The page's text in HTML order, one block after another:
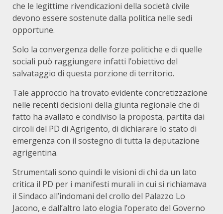
che le legittime rivendicazioni della società civile
devono essere sostenute dalla politica nelle sedi
opportune.
Solo la convergenza delle forze politiche e di quelle
sociali può raggiungere infatti l’obiettivo del
salvataggio di questa porzione di territorio.
Tale approccio ha trovato evidente concretizzazione
nelle recenti decisioni della giunta regionale che di
fatto ha avallato e condiviso la proposta, partita dai
circoli del PD di Agrigento, di dichiarare lo stato di
emergenza con il sostegno di tutta la deputazione
agrigentina.
Strumentali sono quindi le visioni di chi da un lato
critica il PD per i manifesti murali in cui si richiamava
il Sindaco all’indomani del crollo del Palazzo Lo
Jacono, e dall’altro lato elogia l’operato del Governo